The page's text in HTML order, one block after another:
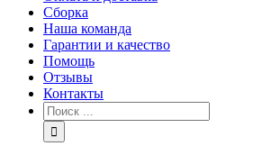
Сборка
Наша команда
Гарантии и качество
Помощь
Отзывы
Контакты